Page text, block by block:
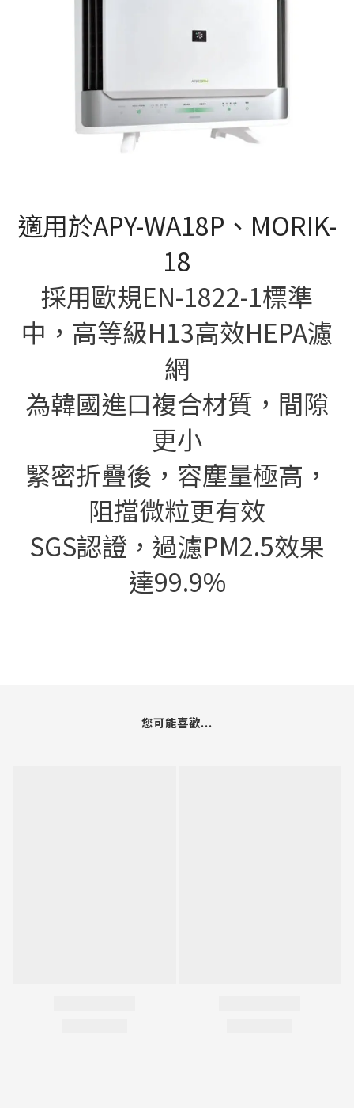
適用於APY-WA18P、MORIK-
18
採用歐規EN-1822-1標準
中，高等級H13高效HEPA濾
網
為韓國進口複合材質，間隙
更小
緊密折疊後，容塵量極高，
阻擋微粒更有效
SGS認證，過濾PM2.5效果
達99.9%
您可能喜歡...